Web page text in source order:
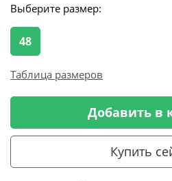
Выберите размер:
48
Таблица размеров
Добавить в
Купить